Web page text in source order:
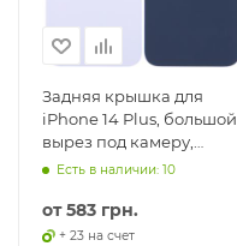
Задняя крышка для
iPhone 14 Plus, большой
вырез под камеру,
оригинал
Есть в наличии: 10
от583 грн.
+ 23 на счет